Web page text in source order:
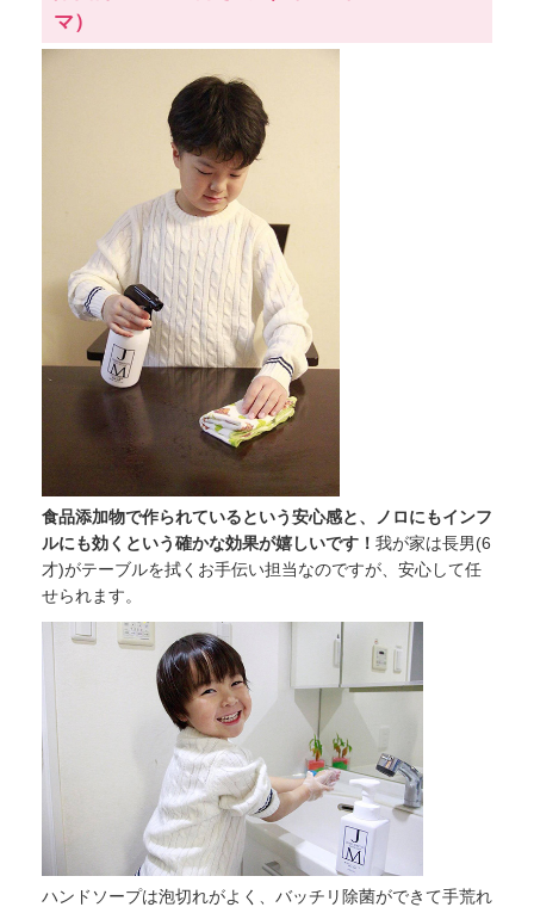
マ）
食品添加物で作られているという安心感と、ノロにもインフ
ルにも効くという確かな効果が嬉しいです！ 我が家は長男(6
才)がテーブルを拭くお手伝い担当なのですが、安心して任
せられます。
ハンドソープは泡切れがよく、バッチリ除菌ができて手荒れ